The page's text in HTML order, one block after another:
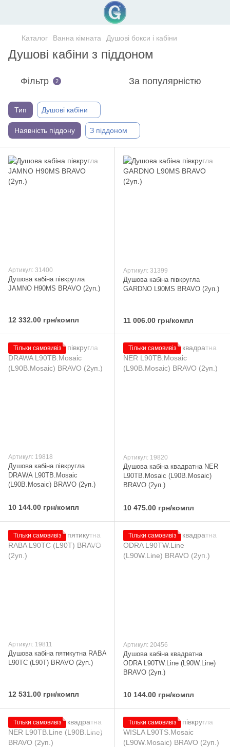
Каталог Ванна кімната Душові бокси і кабіни
Душові кабіни з піддоном
Фільтр 2 За популярністю
Тип Душові кабіни
Наявність піддону З піддоном
Артикул: 31400
Душова кабіна півкругла
JAMNO H90MS BRAVO (2уп.)
12 332.00 грн/компл
Артикул: 31399
Душова кабіна півкругла
GARDNO L90MS BRAVO (2уп.)
11 006.00 грн/компл
Тільки самовивіз
Артикул: 19818
Душова кабіна півкругла
DRAWA L90TB.Mosaic
(L90B.Mosaic) BRAVO (2уп.)
10 144.00 грн/компл
Тільки самовивіз
Артикул: 19820
Душова кабіна квадратна NER
L90TB.Mosaic (L90B.Mosaic)
BRAVO (2уп.)
10 475.00 грн/компл
Тільки самовивіз
Артикул: 19811
Душова кабіна пятикутна RABA
L90TC (L90T) BRAVO (2уп.)
12 531.00 грн/компл
Тільки самовивіз
Артикул: 20456
Душова кабіна квадратна
ODRA L90TW.Line (L90W.Line)
BRAVO (2уп.)
10 144.00 грн/компл
Тільки самовивіз Тільки самовивіз